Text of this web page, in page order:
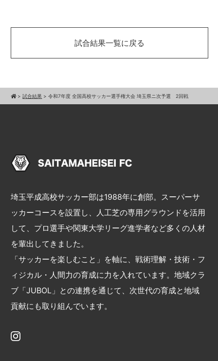
試合結果一覧に戻る
>試合結果 >令和7年度 全国高校サッカー選手権大会 埼玉県ニ次予選 2回戦
埼玉平成高校サッカー部は1988年に創部。スーパーサ
ッカーコースを設置し、人工芝の専用グラウンドを活用
して、プロ選手や関東大学リーグ進学者など多くの人材
を輩出してきました。
「サッカーを楽しむこと」を軸に、戦術理解・技術・フ
ィジカル・人間力の育成に力を入れています。地域クラ
ブ「JUBOL」との連携を通じて、次世代の育成と地域
貢献にも取り組んでいます。